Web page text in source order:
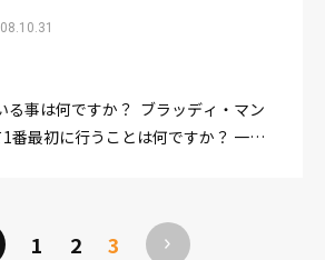
る事は何ですか？ ブラッディ・マン
番最初に行うことは何ですか？ 一服
1 2 3